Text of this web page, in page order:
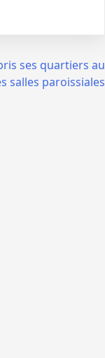
ses quartiers au
salles paroissiales